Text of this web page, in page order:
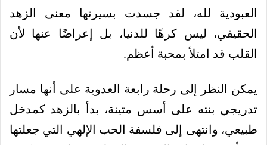
العبودية لله، لقد جسدت بسيرتها معنى الزهد
الحقيقي، ليس كرهًا للدنيا، بل إعراضًا عنها لأن
القلب قد امتلأ بمحبة أعظم.
يمكن النظر إلى رحلة رابعة العدوية على أنها مسار
تدريجي بنته على أسس متينة، بدأ بالزهد كمدخل
طبيعي، وانتهى إلى فلسفة الحب الإلهي التي جعلتها